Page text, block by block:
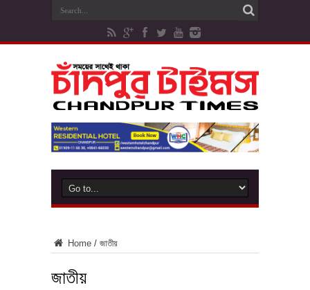
Home / জাতীয়
জাতীয়